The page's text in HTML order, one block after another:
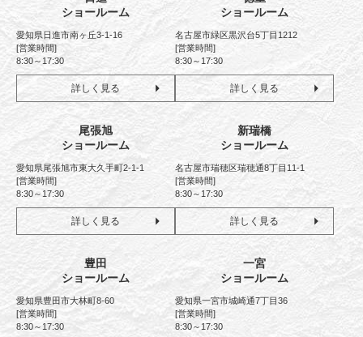
ショールーム
愛知県日進市南ヶ丘3-1-16
[営業時間]
8:30～17:30
詳しく見る
ショールーム
名古屋市緑区黒沢台5丁目1212
[営業時間]
8:30～17:30
詳しく見る
尾張旭
ショールーム
愛知県尾張旭市東大久手町2-1-1
[営業時間]
8:30～17:30
詳しく見る
新瑞橋
ショールーム
名古屋市瑞穂区瑞穂通8丁目11-1
[営業時間]
8:30～17:30
詳しく見る
豊田
ショールーム
愛知県豊田市大林町8-60
[営業時間]
8:30～17:30
一宮
ショールーム
愛知県一宮市城崎通7丁目36
[営業時間]
8:30～17:30